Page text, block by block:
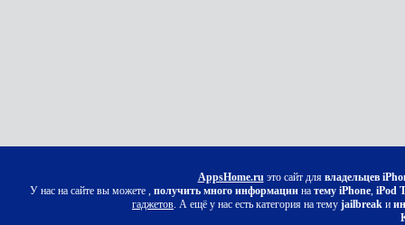
AppsHome.ruэто сайт для владельцев
У нас на сайте вы можете , получить много информациина тему iPhone,iPod
гаджетов. А ещё у нас есть категория на тему jailbreak и